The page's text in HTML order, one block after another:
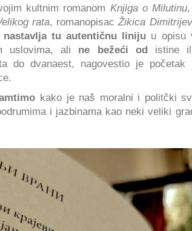
kultnim romanom Knjiga o Milutinu
rata, romanopisacŽikica
nastavlja tu autentičnu liniju u opisu
uslovima, ali ne bežeći odistine
do dvanaest, nagovestio je početak
kako je naš moralni i politčki
i jazbinama kao neki veliki